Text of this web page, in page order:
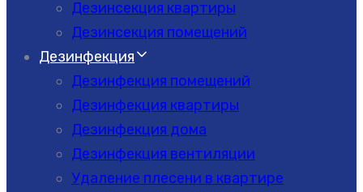
Дезинсекция квартиры
Дезинсекция помещений
Дезинфекция
Дезинфекция помещений
Дезинфекция квартиры
Дезинфекция дома
Дезинфекция вентиляции
Удаление плесени в квартире